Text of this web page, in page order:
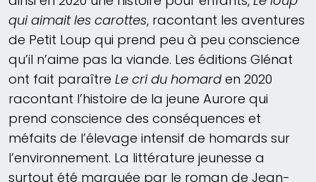
qui aimait les carottes, racontant les aventures
de Petit Loup qui prend peu à peu conscience
qu’il n’aime pas la viande. Les éditions Glénat
ont fait paraître Le cri du homard en 2020
racontant l’histoire de la jeune Aurore qui
prend conscience des conséquences et
méfaits de l’élevage intensif de homards sur
l’environnement. La littérature jeunesse a
surtout été marquée par le roman de Jean-